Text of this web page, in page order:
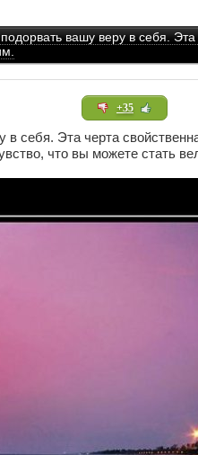
подорвать вашу веру в себя.
+35
в себя. Эта черта
что вы можете стать